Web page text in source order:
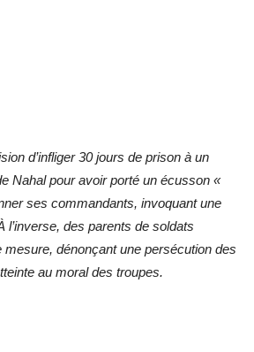
d’infliger 30 jours de prison à un
Nahal pour avoir porté un écusson «
ses commandants, invoquant une
l’inverse, des parents de soldats
mesure, dénonçant une persécution des
au moral des troupes.